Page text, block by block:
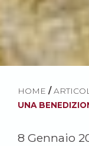
HOME /
UNA
8 Gennaio